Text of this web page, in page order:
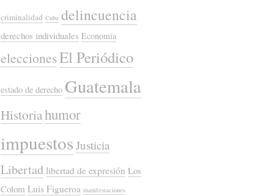
criminalidad Cuba delincuencia
derechos individuales Economía
eleccionesEl Periódico
estado de derecho Guatemala
Historiahumor
impuestos Justicia
Libertad libertad de expresión Los
Colom Luis Figueroa manifestaciones